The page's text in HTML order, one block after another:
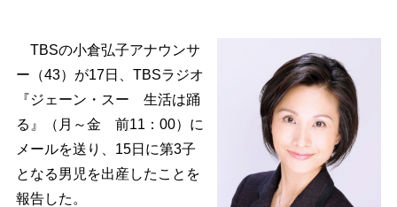
TBSの小倉弘子アナウンサ
ー（43）が17日、TBSラジオ
『ジェーン・スー 生活は踊
る』（月～金 前11：00）に
メールを送り、15日に第3子
となる男児を出産したことを
報告した。